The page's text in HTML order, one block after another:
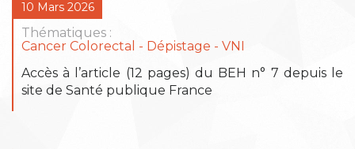
10 Mars 2026
Thématiques :
Cancer Colorectal
Dépistage
VNI
Accès à l’article (12 pages) du BEH n° 7 depuis le
site de Santé publique France